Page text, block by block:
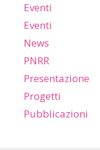
Eventi
Eventi
News
PNRR
Presentazione
Progetti
Pubblicazioni